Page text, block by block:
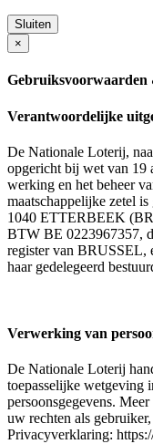
Sluiten
×
Gebruiksvoorwaarden
Verantwoordelijke
De Nationale Loterij,
opgericht bij wet van 19
werking en het beheer
maatschappelijke zetel
1040 ETTERBEEK
BTW BE 0223967357,
register van BRUSSEL,
haar gedelegeerd
Verwerking van
De Nationale Loterij
toepasselijke wetgeving
persoonsgegevens.
uw rechten als
Privacyverklaring: